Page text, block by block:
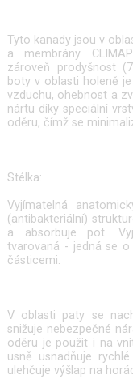
Tyto kanady jsou v
a membrány
zároveň prodyšnost
boty v oblasti holeně
vzduchu, ohebnost a
nártu díky speciální
oděru, čímž se
Stélka:
Vyjímatelná
(antibakteriální)
a absorbuje pot.
tvarovaná - jedná se
částicemi.
V oblasti paty se
snižuje nebezpečné
oděru je použit i na
usně usnadňuje
ulehčuje výšlap na